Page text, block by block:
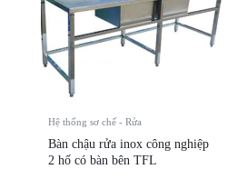
Hệ thống sơ chế - Rửa
Bàn chậu rửa inox công nghiệp
2 hố có bàn bên TFL